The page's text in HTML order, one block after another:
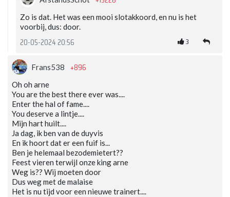
Zo is dat. Het was een mooi slotakkoord, en nu is het
voorbij, dus: door.
20-05-2024 20:56 3
Frans538 +896
Oh oh arne
You are the best there ever was....
Enter the hal of fame....
You deserve a lintje....
Mijn hart huilt....
Ja dag, ik ben van de duyvis
En ik hoort dat er een fuif is...
Ben je helemaal bezodemietert??
Feest vieren terwijl onze king arne
Weg is?? Wij moeten door
Dus weg met de malaise
Het is nu tijd voor een nieuwe trainert....